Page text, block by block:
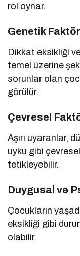
rol oynar.
Genetik
Dikkat eksikliği ve
temel üzerine
sorunlar olan
görülür.
Çevresel
Aşırı uyaranlar,
uyku gibi çevresel
tetikleyebilir.
Duygusal ve
Çocukların
eksikliği gibi
olabilir.